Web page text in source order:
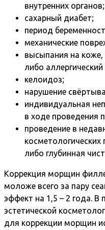
внутренних органов;
сахарный диабет;
период
механические
высыпания на
либо аллергический
келоидоз;
нарушение
индивидуальная
в ходе проведения
проведение в
либо глубинная
Коррекция морщин
моложе всего за пару
эффект на 1,5 – 2 года. В
эстетической
для коррекции морщин